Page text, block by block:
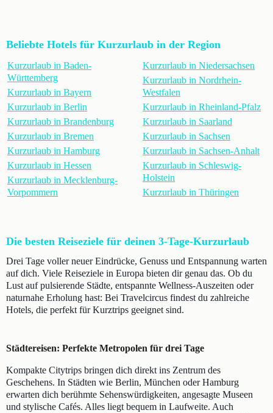
Beliebte Hotels für Kurzurlaub in der Region
Kurzurlaub in Baden-
Württemberg
Kurzurlaub in Bayern
Kurzurlaub in Berlin
Kurzurlaub in Brandenburg
Kurzurlaub in Bremen
Kurzurlaub in Hamburg
Kurzurlaub in Hessen
Kurzurlaub in Mecklenburg-
Vorpommern
Kurzurlaub in Niedersachsen
Kurzurlaub in Nordrhein-
Westfalen
Kurzurlaub in Rheinland-Pfalz
Kurzurlaub in Saarland
Kurzurlaub in Sachsen
Kurzurlaub in Sachsen-Anhalt
Kurzurlaub in Schleswig-
Holstein
Kurzurlaub in Thüringen
Die besten Reiseziele für deinen 3-Tage-Kurzurlaub
Drei Tage voller neuer Eindrücke, Genuss und Entspannung warten
auf dich. Viele Reiseziele in Europa bieten dir genau das. Ob du
Lust auf pulsierende Städte, entspannte Wellness-Auszeiten oder
naturnahe Erholung hast: Bei Travelcircus findest du zahlreiche
Hotels, die perfekt für Kurztrips geeignet sind.
Städtereisen: Perfekte Metropolen für drei Tage
Kompakte Citytrips bringen dich direkt ins Zentrum des
Geschehens. In Städten wie Berlin, München oder Hamburg
erwarten dich berühmte Sehenswürdigkeiten, angesagte Museen
und stylische Cafés. Alles liegt bequem in Laufweite. Auch